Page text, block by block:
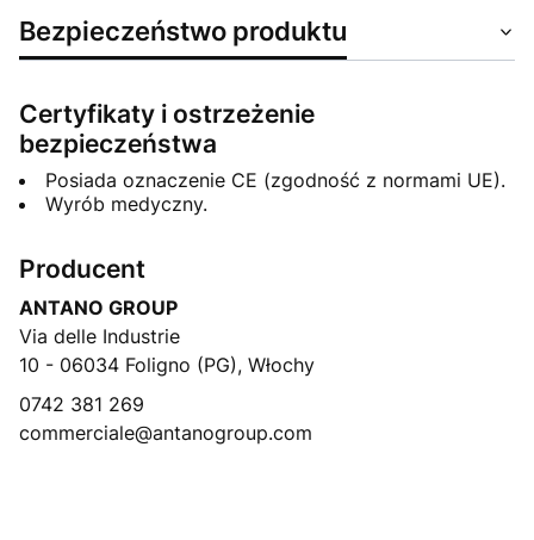
Bezpieczeństwo produktu
Certyfikaty i ostrzeżenie
bezpieczeństwa
Posiada oznaczenie CE (zgodność z normami UE).
Wyrób medyczny.
Producent
ANTANO GROUP
Via delle Industrie
10 - 06034 Foligno (PG), Włochy
0742 381 269
commerciale@antanogroup.com